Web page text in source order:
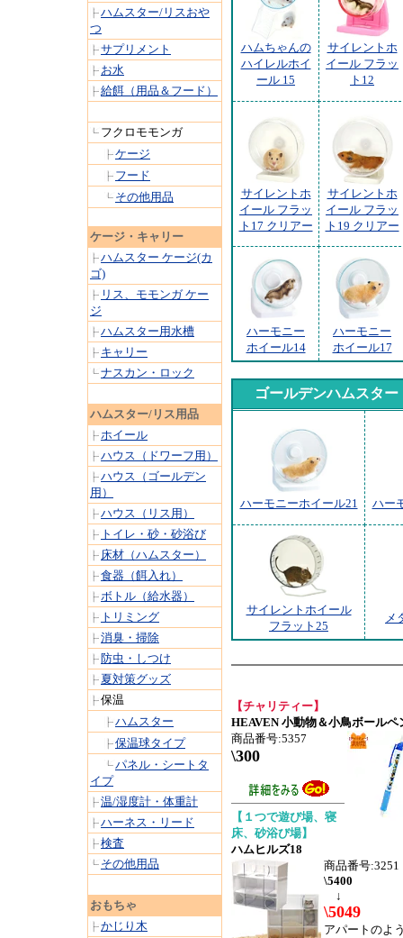
ハムスター/リスおや
つ
サプリメント
お水
給餌（用品＆フード）
フクロモモンガ
ケージ
フード
その他用品
ケージ・キャリー
ハムスター ケージ(カ
ゴ)
リス、モモンガ ケー
ジ
ハムスター用水槽
キャリー
ナスカン・ロック
ハムスター/リス用品
ホイール
ハウス（ドワーフ用）
ハウス（ゴールデン
用）
ハウス（リス用）
トイレ・砂・砂浴び
床材（ハムスター）
食器（餌入れ）
ボトル（給水器）
トリミング
消臭・掃除
防虫・しつけ
夏対策グッズ
保温
ハムスター
保温球タイプ
パネル・シートタ
イプ
温/湿度計・体重計
ハーネス・リード
検査
その他用品
おもちゃ
かじり木
ハムちゃんの
ハイレルホイ
ール 15
サイレントホ
イール フラッ
ト12
サイレントホ
イール フラッ
ト17 クリアー
サイレントホ
イール フラッ
ト19 クリアー
ハーモニー
ホイール14
ハーモニー
ホイール17
ゴールデンハムスタ
ハーモニーホイール21 ハー
サイレントホイール
フラット25
メ
【チャリティー】
HEAVEN 小動物＆小鳥ボールペ
商品番号:5357
\300
【１つで遊び場、寝
床、砂浴び場】
ハムヒルズ18
商品番号:3251
\5400
↓
\5049
アパートのよ